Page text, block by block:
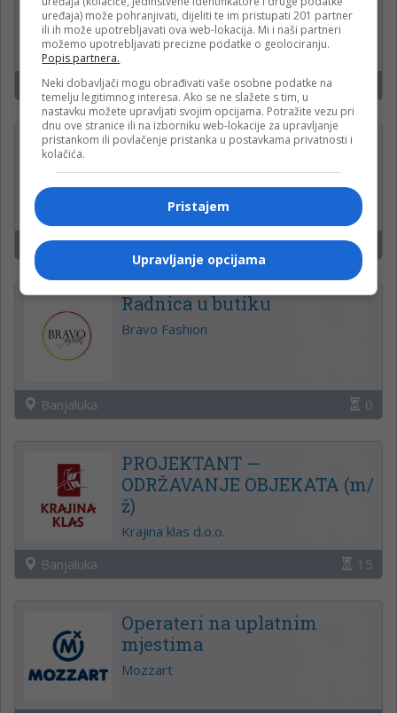
mjestima
WWin kladionica
Čelinac, Kneževo, Derventa
Administrativni radnik u
Krajina klas d.o.o.
Banja Luka 16
Radnica u butiku
Bravo Fashion
Banjaluka 0
PROJEKTANT —
ODRŽAVANJE OBJEKATA (m/
ž)
Krajina klas d.o.o.
Banjaluka
15
Operateri na uplatnim
mjestima
Mozzart
uređaja) može pohranjivati, dijeliti te im pristupati 201 partner
ili ih može upotrebljavati ova web-lokacija. Mi i naši partneri
možemo upotrebljavati precizne podatke o geolociranju.
Popis partnera.
Neki dobavljači mogu obrađivati vaše osobne podatke na
temelju legitimnog interesa. Ako se ne slažete s tim, u
nastavku možete upravljati svojim opcijama. Potražite vezu pri
dnu ove stranice ili na izborniku web-lokacije za upravljanje
pristankom ili povlačenje pristanka u postavkama privatnosti i
kolačića.
Pristajem
Upravljanje opcijama